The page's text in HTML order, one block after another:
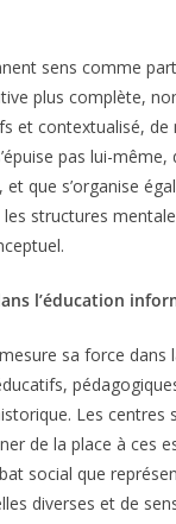
sens comme part
plus complète,
et contextualisé, de
pas lui-même,
que s’organise
structures
l’éducation
sa force dans
Les centres
de la place à ces
social que
diverses et de